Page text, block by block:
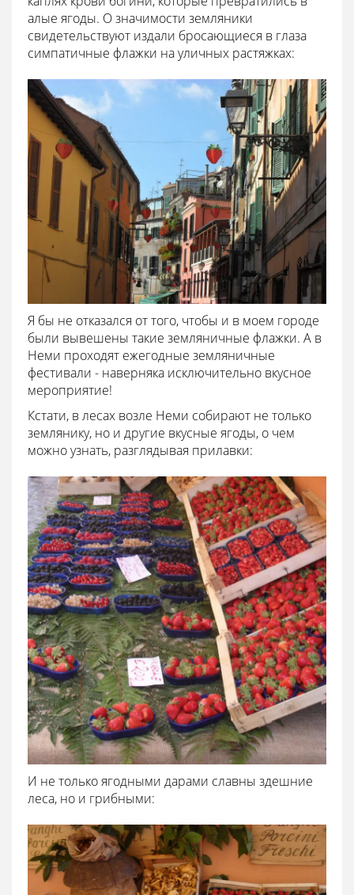
алые ягоды. О значимости земляники
свидетельствуют издали бросающиеся в глаза
симпатичные флажки на уличных растяжках:
Я бы не отказался от того, чтобы и в моем городе
были вывешены такие земляничные флажки. А в
Неми проходят ежегодные земляничные
фестивали - наверняка исключительно вкусное
мероприятие!
Кстати, в лесах возле Неми собирают не только
землянику, но и другие вкусные ягоды, о чем
можно узнать, разглядывая прилавки:
И не только ягодными дарами славны здешние
леса, но и грибными: